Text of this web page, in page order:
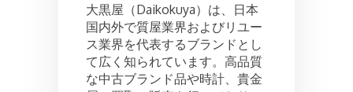
大黒屋（Daikokuya）は、日本
国内外で質屋業界およびリユー
ス業界を代表するブランドとし
て広く知られています。高品質
な中古ブランド品や時計、貴金